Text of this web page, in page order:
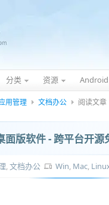
分类 资源 Android
用管理 文档办公 阅读文章
面版软件 - 跨平台开
,文档办公 Win, Mac,